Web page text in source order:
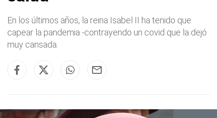
En los últimos años, la reina Isabel II ha tenido que
capear la pandemia -contrayendo un covid que la dejó
muy cansada.